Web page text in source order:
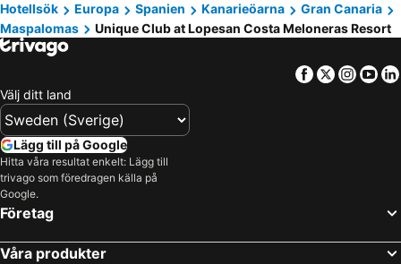
Hotellsök
Europa Spanien Kanarieöarna
Gran Canaria
Maspalomas
Unique Club at Lopesan Costa Meloneras Resort
Facebook
Twitter
Välj ditt land
Lägg till på Google
Hitta våra resultat enkelt: Lägg till
trivago som föredragen källa på
Google.
Företag
Våra produkter